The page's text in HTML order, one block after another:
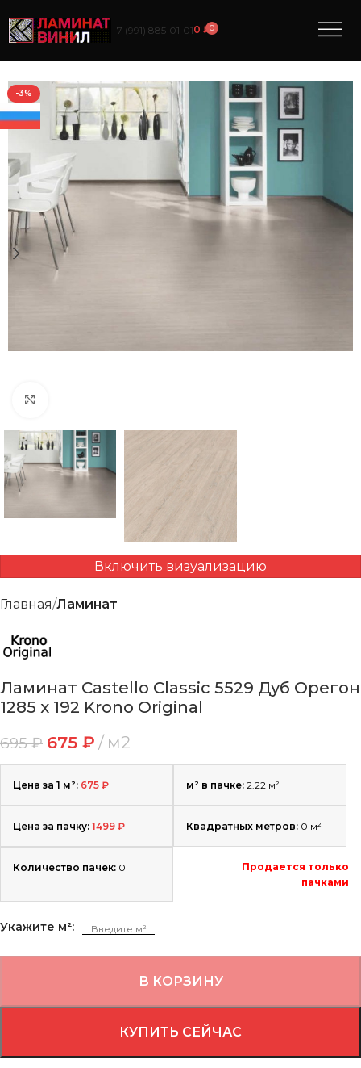
+7 (991) 885‑01‑010₽0
-3%
Включить визуализацию
Главная Ламинат
Ламинат Castello Classic 5529 Дуб Орегон
1285 х 192 Krono Original
695₽ 675 ₽ м2
Цена за 1 м²: 675 ₽ м² в пачке: 2.22 м²
Цена за пачку: 1499 ₽ Квадратных метров: 0 м²
Количество пачек: 0
Продается только
пачками
Укажите м²:
В КОРЗИНУ
КУПИТЬ СЕЙЧАС